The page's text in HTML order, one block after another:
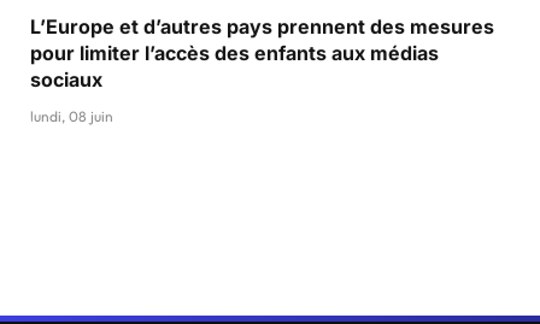
L’Europe et d’autres pays prennent des mesures
pour limiter l’accès des enfants aux médias
sociaux
lundi, 08 juin